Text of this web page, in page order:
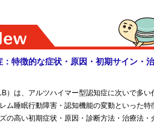
学校 イムス横浜国際看護専門学